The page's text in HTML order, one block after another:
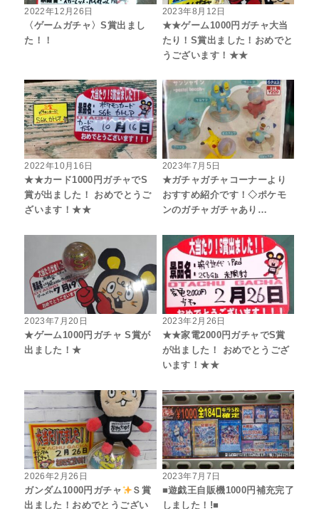
2022年12月26日
〈ゲームガチャ〉S賞出まし
た！！
2023年8月12日
★★ゲーム1000円ガチャ大当
たり！S賞出ました！おめでと
うございます！★★
2022年10月16日
★★カード1000円ガチャでS
賞が出ました！ おめでとうご
ざいます！★★
2023年7月5日
★ガチャガチャコーナーより
おすすめ紹介です！◇ポケモ
ンのガチャガチャあり…
2023年7月20日
★ゲーム1000円ガチャ S賞が
出ました！★
2023年2月26日
★★家電2000円ガチャでS賞
が出ました！ おめでとうござ
います！★★
2026年2月26日
ガンダム1000円ガチャ
Ｓ賞
出ました！おめでとうござい
2023年7月7日
■遊戯王自販機1000円補充完了
しました！!■